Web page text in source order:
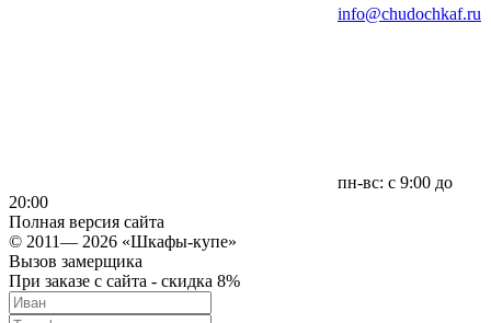
info@chudochkaf.ru
пн-вс: с 9:00 до
20:00
Полная версия сайта
© 2011— 2026 «Шкафы-купе»
Вызов замерщика
При заказе с сайта - скидка 8%